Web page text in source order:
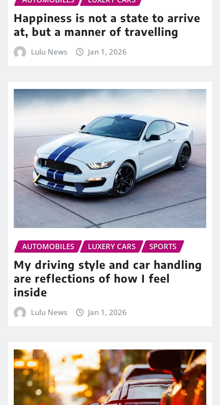
Happiness is not a state to arrive
at, but a manner of travelling
Lulu News Jan 1, 2026
AUTOMOBILES LUXERY CARS SPORTS
My driving style and car handling
are reflections of how I feel
inside
Lulu News Jan 1, 2026